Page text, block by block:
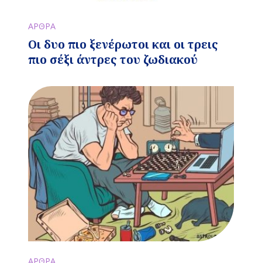
ΑΡΘΡΑ
Οι δυο πιο ξενέρωτοι και οι τρεις
πιο σέξι άντρες του ζωδιακού